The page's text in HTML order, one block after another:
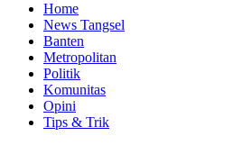
Home
News Tangsel
Banten
Metropolitan
Politik
Komunitas
Opini
Tips & Trik